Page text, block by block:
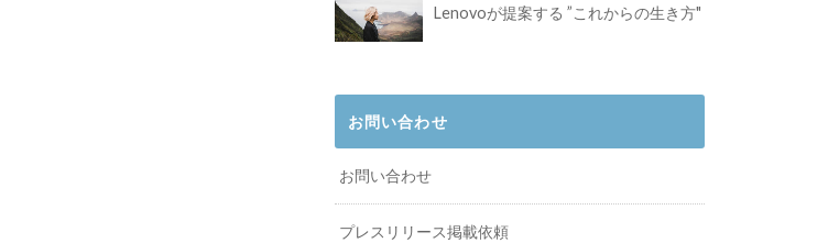
Lenovoが提案する ”これからの生き方"
お問い合わせ
お問い合わせ
プレスリリース掲載依頼